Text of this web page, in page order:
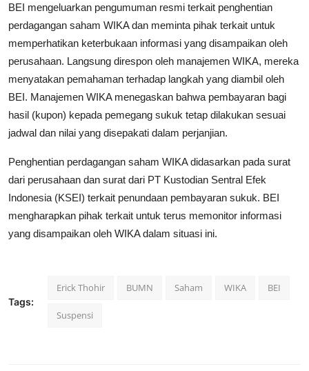
BEI mengeluarkan pengumuman resmi terkait penghentian
perdagangan saham WIKA dan meminta pihak terkait untuk
memperhatikan keterbukaan informasi yang disampaikan oleh
perusahaan. Langsung direspon oleh manajemen WIKA, mereka
menyatakan pemahaman terhadap langkah yang diambil oleh
BEI. Manajemen WIKA menegaskan bahwa pembayaran bagi
hasil (kupon) kepada pemegang sukuk tetap dilakukan sesuai
jadwal dan nilai yang disepakati dalam perjanjian.
Penghentian perdagangan saham WIKA didasarkan pada surat
dari perusahaan dan surat dari PT Kustodian Sentral Efek
Indonesia (KSEI) terkait penundaan pembayaran sukuk. BEI
mengharapkan pihak terkait untuk terus memonitor informasi
yang disampaikan oleh WIKA dalam situasi ini.
Tags:
Erick Thohir BUMN Saham WIKA BEI
Suspensi